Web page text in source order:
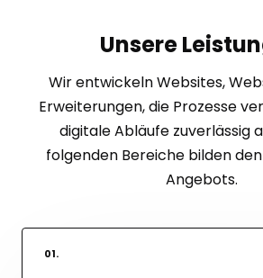
Unsere
Wir entwickeln Websites,
Erweiterungen, die Prozesse
digitale Abläufe zuverlässig
folgenden Bereiche bilden
Angebots.
01.